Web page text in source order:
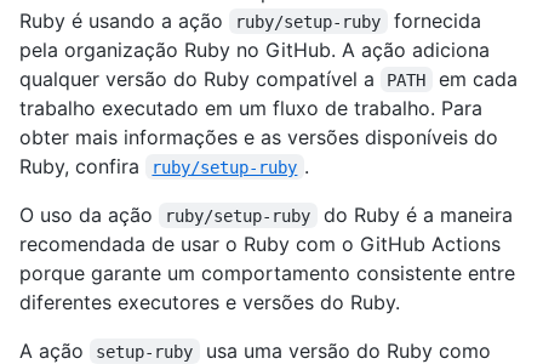
Ruby é usando a ação
ruby/setup-ruby
fornecida
pela organização Ruby no GitHub. A ação adiciona
qualquer versão do Ruby compatível a
PATH
em cada
trabalho executado em um fluxo de trabalho. Para
obter mais informações e as versões disponíveis do
Ruby, confira
ruby/setup-ruby .
O uso da ação
ruby/setup-ruby
do Ruby é a maneira
recomendada de usar o Ruby com o GitHub Actions
porque garante um comportamento consistente entre
diferentes executores e versões do Ruby.
A ação
setup-ruby
usa uma versão do Ruby como